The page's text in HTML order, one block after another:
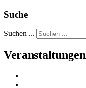
Suche
Suchen ...
Veranstaltungen